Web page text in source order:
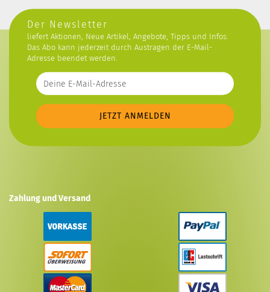
Der Newsletter
liefert Aktionen, Neue Artikel, Angebote, Tipps und Infos.
Das Abo kann jederzeit durch Austragen der E-Mail-
Adresse beendet werden.
Zahlung und Versand